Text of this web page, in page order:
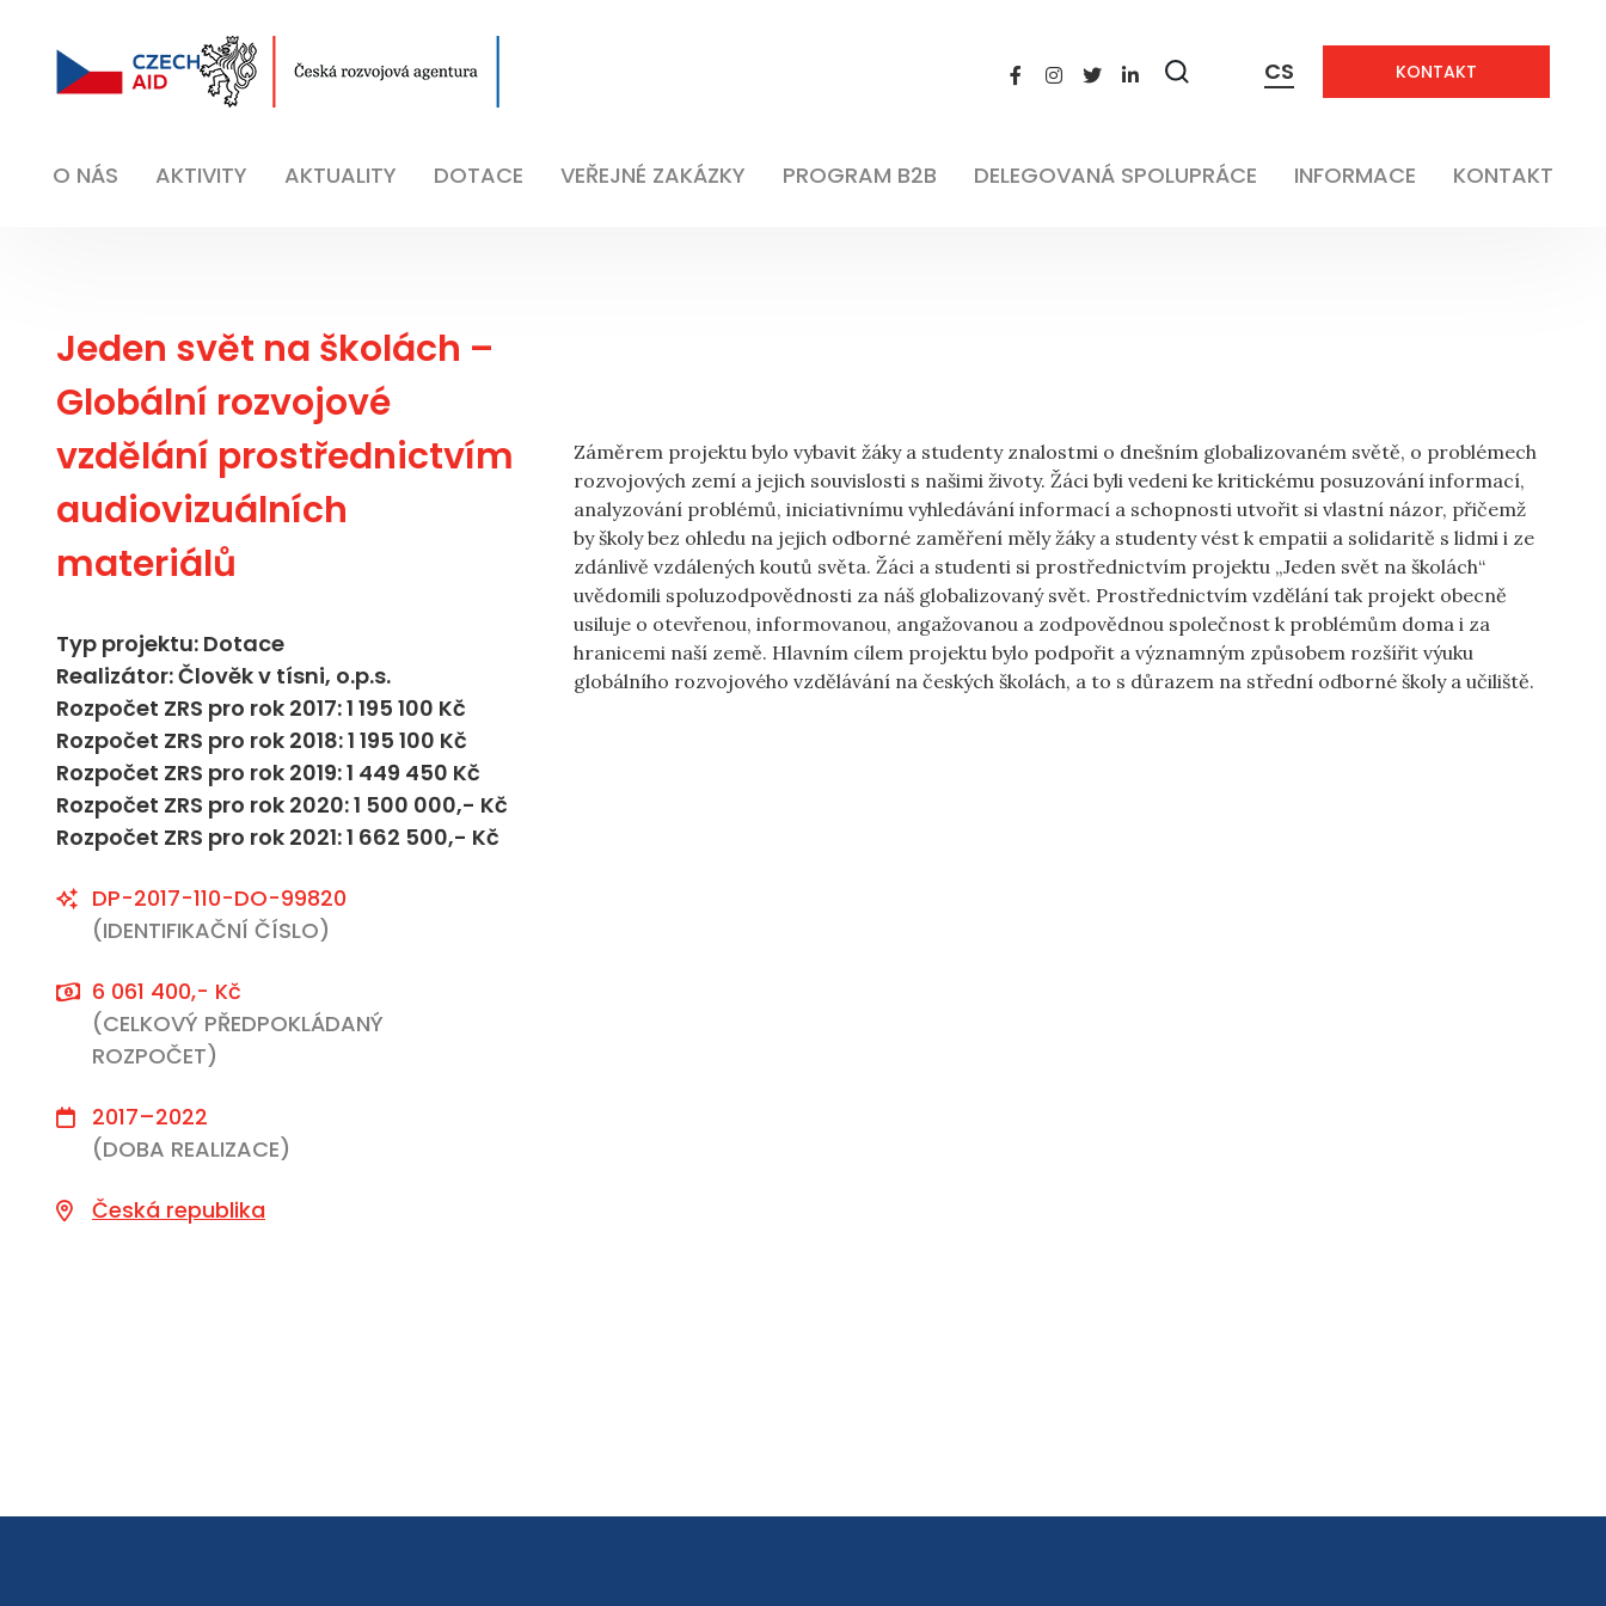
Zobrazit
CS KONTAKT
O NÁS AKTIVITY AKTUALITY DOTACE VEŘEJNÉ ZAKÁZKY PROGRAM B2B DELEGOVANÁ SPOLUPRÁCE INFORMACE KONTAKT
Neaplikovatelné
Neaplikovatelné
Jeden svět na školách –
Globální rozvojové
vzdělání prostřednictvím
audiovizuálních
materiálů
Typ projektu: Dotace
Realizátor: Člověk v tísni, o.p.s.
Rozpočet ZRS pro rok 2017: 1 195 100 Kč
Rozpočet ZRS pro rok 2018: 1 195 100 Kč
Rozpočet ZRS pro rok 2019: 1 449 450 Kč
Rozpočet ZRS pro rok 2020: 1 500 000,- Kč
Rozpočet ZRS pro rok 2021: 1 662 500,- Kč
DP-2017-110-DO-99820
(IDENTIFIKAČNÍ ČÍSLO)
6 061 400,- Kč
(CELKOVÝ PŘEDPOKLÁDANÝ
ROZPOČET)
2017–2022
(DOBA REALIZACE)
Česká republika
Záměrem projektu bylo vybavit žáky a studenty znalostmi o dnešním globalizovaném světě, o problémech
rozvojových zemí a jejich souvislosti s našimi životy. Žáci byli vedeni ke kritickému posuzování informací,
analyzování problémů, iniciativnímu vyhledávání informací a schopnosti utvořit si vlastní názor, přičemž
by školy bez ohledu na jejich odborné zaměření měly žáky a studenty vést k empatii a solidaritě s lidmi i ze
zdánlivě vzdálených koutů světa. Žáci a studenti si prostřednictvím projektu „Jeden svět na školách“
uvědomili spoluzodpovědnosti za náš globalizovaný svět. Prostřednictvím vzdělání tak projekt obecně
usiluje o otevřenou, informovanou, angažovanou a zodpovědnou společnost k problémům doma i za
hranicemi naší země. Hlavním cílem projektu bylo podpořit a významným způsobem rozšířit výuku
globálního rozvojového vzdělávání na českých školách, a to s důrazem na střední odborné školy a učiliště.